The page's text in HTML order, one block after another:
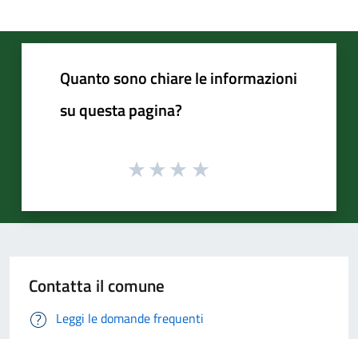
Quanto sono chiare le informazioni
su questa pagina?
Contatta il comune
Leggi le domande frequenti